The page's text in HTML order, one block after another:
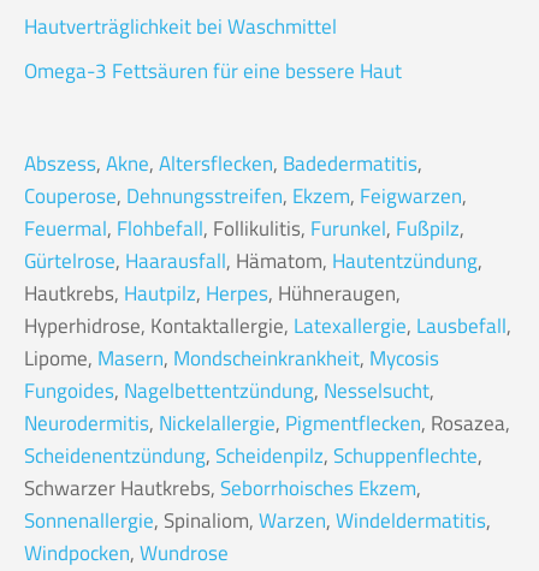
Hautverträglichkeit bei Waschmittel
Omega-3 Fettsäuren für eine bessere Haut
Abszess,Akne,Altersflecken, Badedermatitis,
Couperose, Dehnungsstreifen, Ekzem, Feigwarzen,
Feuermal, Flohbefall, Follikulitis, Furunkel, Fußpilz,
Gürtelrose, Haarausfall, Hämatom, Hautentzündung,
Hautkrebs, Hautpilz, Herpes, Hühneraugen,
Hyperhidrose, Kontaktallergie, Latexallergie, Lausbefall,
Lipome, Masern, Mondscheinkrankheit, Mycosis
Fungoides, Nagelbettentzündung, Nesselsucht,
Neurodermitis, Nickelallergie, Pigmentflecken, Rosazea,
Scheidenentzündung,Scheidenpilz,Schuppenflechte,
Schwarzer Hautkrebs,Seborrhoisches Ekzem,
Sonnenallergie, Spinaliom,Warzen,Windeldermatitis,
Windpocken,Wundrose